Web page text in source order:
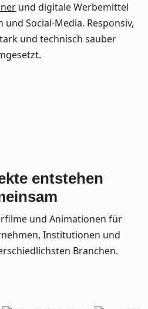
und digitale Werbemittel
Social-Media. Responsiv,
und technisch sauber
entstehen
und Animationen für
Institutionen und
Branchen.